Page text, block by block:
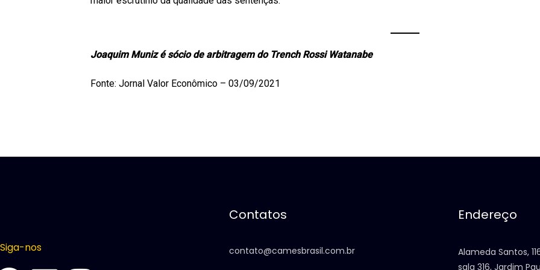
Joaquim Muniz é sócio de arbitragem do Trench Rossi Watanabe
Fonte: Jornal Valor Econômico – 03/09/2021
Siga-nos
Contatos
contato@camesbrasil.com.br
Endereço
Alameda Santos,
sala 316, Jardim